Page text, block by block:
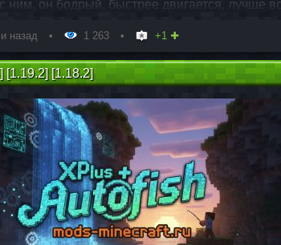
с ним, он бодрый, быстрее двигается, лучше
назад 1 263 +1
[1.19.2] [1.18.2]